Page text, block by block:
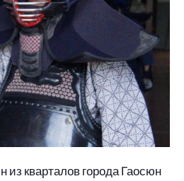
из кварталов города Гаосюн